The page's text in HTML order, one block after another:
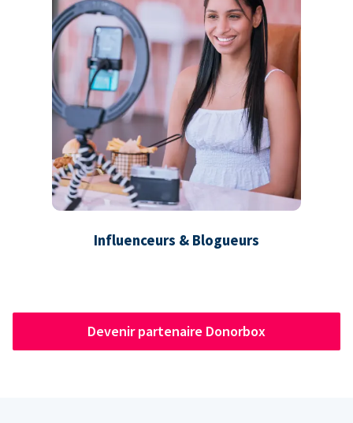
Influenceurs & Blogueurs
Devenir partenaire Donorbox